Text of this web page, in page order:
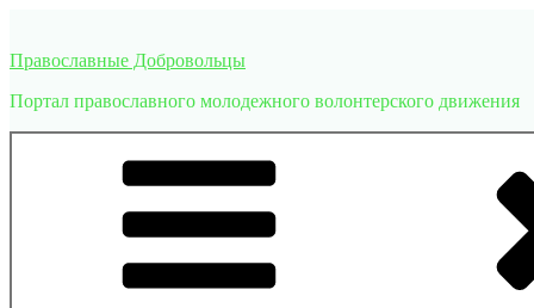
содержимому
Православные Добровольцы
Портал православного молодежного волонтерского движения